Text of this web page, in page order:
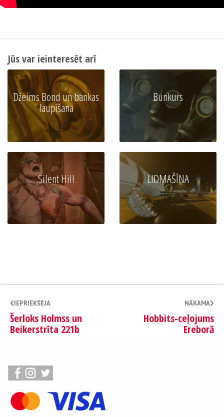
Jūs var ieinteresēt arī
Džeims Bond un bankas
laupīšana
Bunkurs
Silent Hill LIDMAŠĪNA
IEPRIEKŠĒJA
Šerloks Holmss un
Beikerstrīta 221b
NĀKAMA
Hobbits-ceļojums
Ereborā